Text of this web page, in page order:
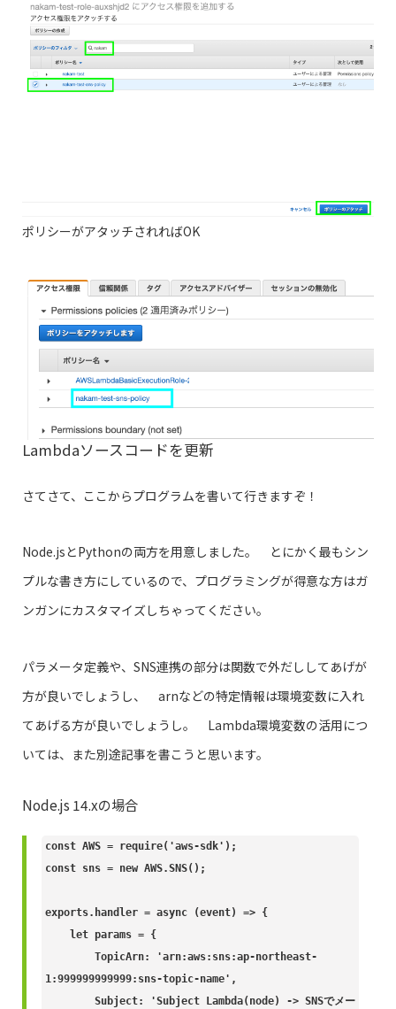
ポリシーがアタッチされればOK
Lambdaソースコードを更新
さてさて、ここからプログラムを書いて行きますぞ！
Node.jsとPythonの両方を用意しました。 とにかく最もシン
プルな書き方にしているので、プログラミングが得意な方はガ
ンガンにカスタマイズしちゃってください。
パラメータ定義や、SNS連携の部分は関数で外だししてあげが
方が良いでしょうし、 arnなどの特定情報は環境変数に入れ
てあげる方が良いでしょうし。 Lambda環境変数の活用につ
いては、また別途記事を書こうと思います。
Node.js 14.xの場合
const AWS = require('aws-sdk');
const sns = new AWS.SNS();
exports.handler = async (event) => {
1:999999999999:sns-topic-name',